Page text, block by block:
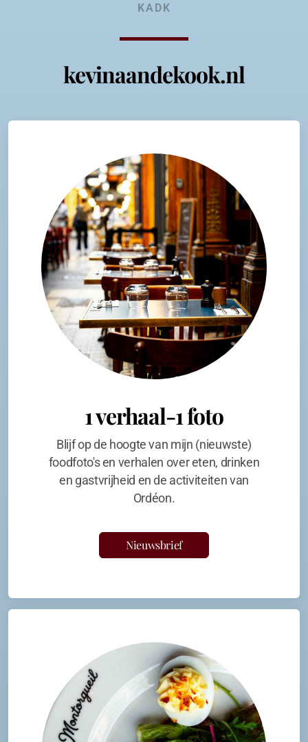
KADK
kevinaandekook.nl
1 verhaal-1 foto
Blijf op de hoogte van mijn (nieuwste)
foodfoto's en verhalen over eten, drinken
en gastvrijheid en de activiteiten van
Ordéon.
Nieuwsbrief